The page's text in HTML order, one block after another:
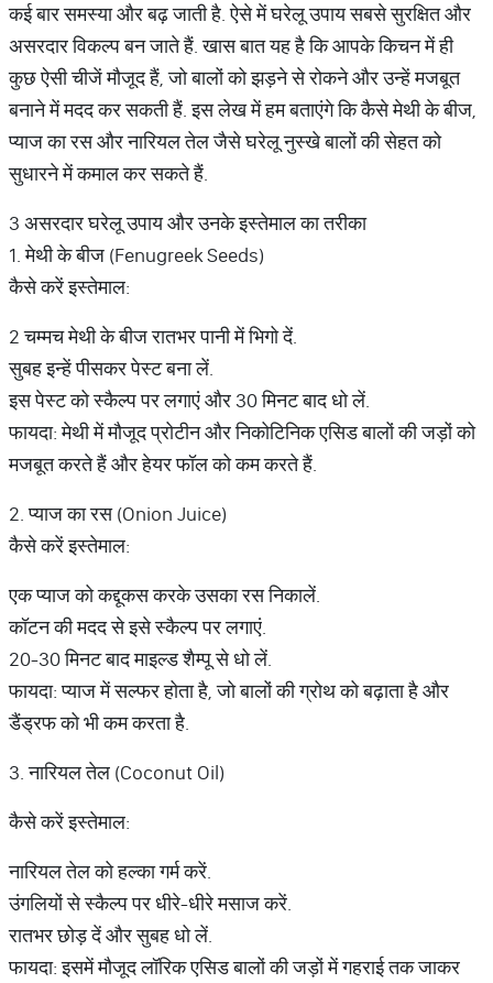
कई बार समस्या और बढ़ जाती है. ऐसे में घरेलू उपाय सबसे सुरक्षित और
असरदार विकल्प बन जाते हैं. खास बात यह है कि आपके किचन में ही
कुछ ऐसी चीजें मौजूद हैं, जो बालों को झड़ने से रोकने और उन्हें मजबूत
बनाने में मदद कर सकती हैं. इस लेख में हम बताएंगे कि कैसे मेथी के बीज,
प्याज का रस और नारियल तेल जैसे घरेलू नुस्खे बालों की सेहत को
सुधारने में कमाल कर सकते हैं.
3 असरदार घरेलू उपाय और उनके इस्तेमाल का तरीका
1. मेथी के बीज (Fenugreek Seeds)
कैसे करें इस्तेमाल:
2 चम्मच मेथी के बीज रातभर पानी में भिगो दें.
सुबह इन्हें पीसकर पेस्ट बना लें.
इस पेस्ट को स्कैल्प पर लगाएं और 30 मिनट बाद धो लें.
फायदा: मेथी में मौजूद प्रोटीन और निकोटिनिक एसिड बालों की जड़ों को
मजबूत करते हैं और हेयर फॉल को कम करते हैं.
2. प्याज का रस (Onion Juice)
कैसे करें इस्तेमाल:
एक प्याज को कद्दूकस करके उसका रस निकालें.
कॉटन की मदद से इसे स्कैल्प पर लगाएं.
20-30 मिनट बाद माइल्ड शैम्पू से धो लें.
फायदा: प्याज में सल्फर होता है, जो बालों की ग्रोथ को बढ़ाता है और
डैंड्रफ को भी कम करता है.
3. नारियल तेल (Coconut Oil)
कैसे करें इस्तेमाल:
नारियल तेल को हल्का गर्म करें.
उंगलियों से स्कैल्प पर धीरे-धीरे मसाज करें.
रातभर छोड़ दें और सुबह धो लें.
फायदा: इसमें मौजूद लॉरिक एसिड बालों की जड़ों में गहराई तक जाकर